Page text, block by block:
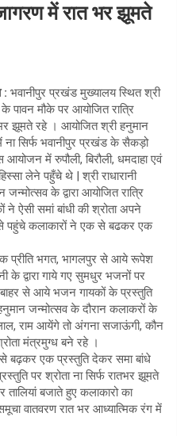
में रात भर झूमते
: भवानीपुर प्रखंड मुख्यालय स्थित श्री
मौके पर आयोजित रात्रि
झूमते रहे । आयोजित श्री हनुमान
ना सिर्फ भवानीपुर प्रखंड के सैकड़ो
में रुपौली, बिरौली, धमदाहा एवं
लेने पहुँचे थे | श्री राधारानी
के द्वारा आयोजित रात्रि
ऐसी समां बांधी की श्रोता अपने
से पहुंचे कलाकारों ने एक से बढकर एक
प्रीति भगत, भागलपुर से आये रूपेश
के द्वारा गाये गए सुमधुर भजनों पर
से आये भजन गायकों के प्रस्तुति
जन्मोत्सव के दौरान कलाकरों के
राम आयेंगे तो अंगना सजाऊंगी, कौन
मंत्रमुग्ध बने रहे ।
से बढ़कर एक प्रस्तुति देकर समा बांधे
पर श्रोता ना सिर्फ रातभर झूमते
बजाते हुए कलाकारो का
वातवरण रात भर आध्यात्मिक रंग में